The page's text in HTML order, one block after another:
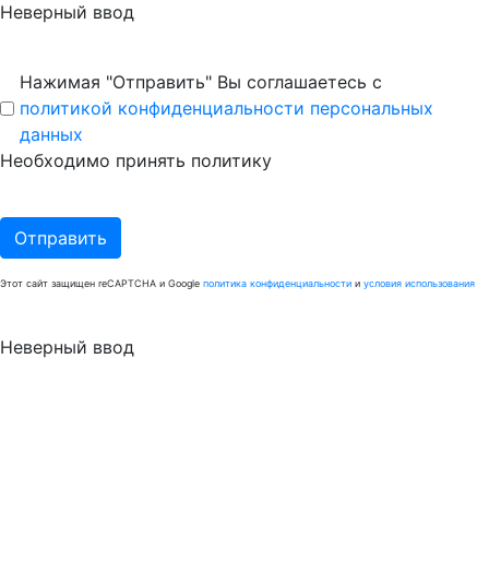
Неверный ввод
Нажимая "Отправить" Вы соглашаетесь с
политикой конфиденциальности персональных
данных
Необходимо принять политику
Отправить
Этот сайт защищен reCAPTCHA и Google политика конфиденциальности и условия использования
Неверный ввод